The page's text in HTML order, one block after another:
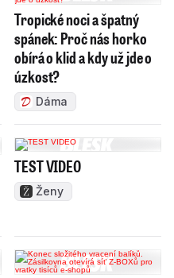
Tropické noci a špatný
spánek: Proč nás horko
obírá o klid a kdy už jde o
úzkost?
Dáma
TEST VIDEO
Ženy